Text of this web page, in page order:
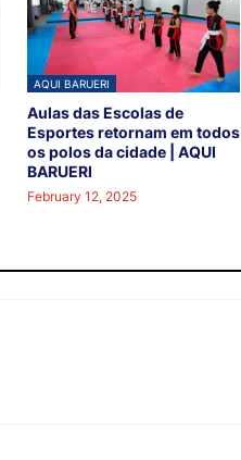
AQUI BARUERI
Aulas das Escolas de
Esportes retornam em todos
os polos da cidade | AQUI
BARUERI
February 12, 2025